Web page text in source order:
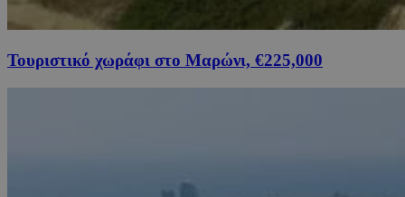
Τουριστικό χωράφι στο Μαρώνι, €225,000